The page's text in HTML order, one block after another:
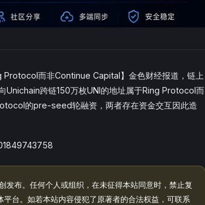
Protocol而非Continue Capital】金色财经报道，链上
Unichain跨链150万枚UNI的地址属于Ring Protocol而
的pre-seed轮融资，两者存在资金交互因此造
发布。任何个人或组织，在未征得本站同意时，禁止复
台。如若本站内容侵犯了原著者的合法权益，可联系